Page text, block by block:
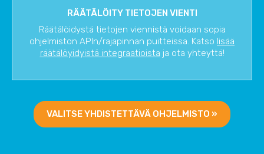
RÄÄTÄLÖITY TIETOJEN VIENTI
Räätälöidystä tietojen viennistä voidaan sopia
ohjelmiston APIn/rajapinnan puitteissa. Katso lisää
räätälöyidyistä integraatioista ja ota yhteyttä!
VALITSE YHDISTETTÄVÄ OHJELMISTO »